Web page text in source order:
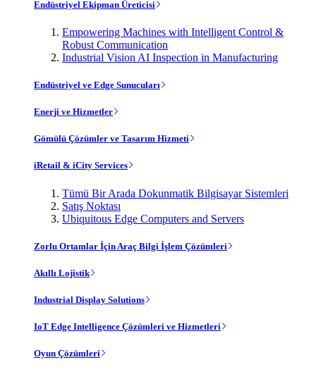
Endüstriyel Ekipman Üreticisi
Empowering Machines with Intelligent Control &
Robust Communication
Industrial Vision AI Inspection in Manufacturing
Endüstriyel ve Edge Sunucuları
Enerji ve Hizmetler
Gömülü Çözümler ve Tasarım Hizmeti
iRetail & iCity Services
Tümü Bir Arada Dokunmatik Bilgisayar Sistemleri
Satış Noktası
Ubiquitous Edge Computers and Servers
Zorlu Ortamlar İçin Araç Bilgi İşlem Çözümleri
Akıllı Lojistik
Industrial Display Solutions
IoT Edge Intelligence Çözümleri ve Hizmetleri
Oyun Çözümleri